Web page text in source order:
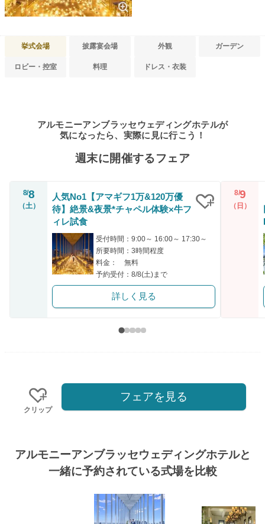
挙式会場 披露宴会場 外観 ガーデン
ロビー・控室 料理 ドレス・衣装
アルモニーアンブラッセウェディングホテルが
気になったら、実際に見に行こう！
週末に開催するフェア
8/8
（土）
人気No1【アマギフ1万&120万優
待】絶景&夜景*チャペル体験×牛フ
ィレ試食
受付時間：9:00～ 16:00～ 17:30～
所要時間：3時間程度
料金： 無料
予約受付：8/8(土)まで
詳しく見る
8/9
（日）
クリップ
フェアを見る
アルモニーアンブラッセウェディングホテルと
一緒に予約されている式場を比較